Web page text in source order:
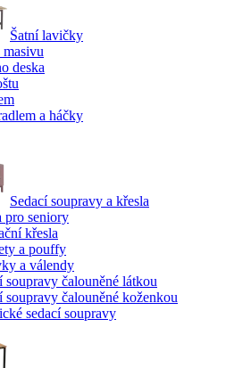
Šatní lavičky
deska
a háčky
Sedací soupravy a křesla
pro seniory
křesla
a pouffy
a válendy
soupravy čalouněné látkou
soupravy čalouněné koženkou
sedací soupravy